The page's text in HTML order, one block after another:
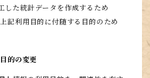
した統計データを作成するため
記利用目的に付随する目的のため
的の変更